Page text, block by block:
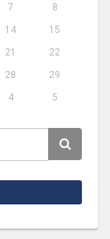
7
8
14
15
21
22
28
29
4 5